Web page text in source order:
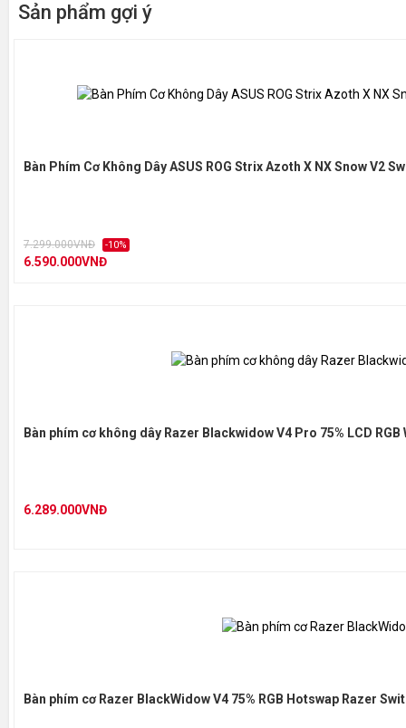
Sản phẩm gợi ý
Bàn Phím Cơ Không Dây ASUS ROG Strix Azoth X NX Snow V2
7.299.000VNĐ -10%
6.590.000VNĐ
Bàn phím cơ không dây Razer Blackwidow V4 Pro 75% LCD
6.289.000VNĐ
Bàn phím cơ Razer BlackWidow V4 75% RGB Hotswap Razer